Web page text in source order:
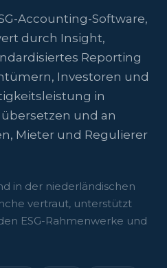
Accounting-Software,
durch Insight,
Reporting
Investoren und
in
und an
Mieter und Regulierer
in der niederländischen
vertraut, unterstützt
ESG-Rahmenwerke und